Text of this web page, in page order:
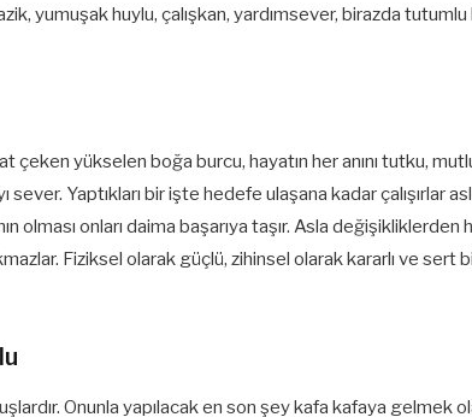
yumuşak huylu, çalışkan, yardımsever, birazda tutumlu
çeken yükselen boğa burcu, hayatın her anını tutku,
sever. Yaptıkları bir işte hedefe ulaşana kadar çalışırlar
olması onları daima başarıya taşır. Asla değişikliklerden
Fiziksel olarak güçlü, zihinsel olarak kararlı ve sert
Onunla yapılacak en son şey kafa kafaya gelmek